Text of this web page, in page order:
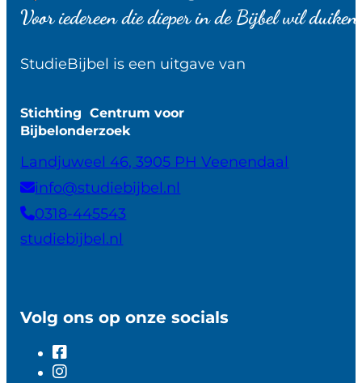
Voor iedereen die dieper in de Bijbel wil
StudieBijbel is een uitgave van
Stichting Centrum voor
Bijbelonderzoek
Landjuweel 46, 3905 PH Veenendaal
info@studiebijbel.nl
0318-445543
studiebijbel.nl
Volg ons op onze socials